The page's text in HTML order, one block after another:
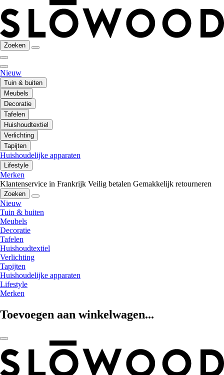
Zoeken
Nieuw
Tuin & buiten
Meubels
Decoratie
Tafelen
Huishoudtextiel
Verlichting
Tapijten
Huishoudelijke apparaten
Lifestyle
Merken
Klantenservice in Frankrijk Veilig betalen Gemakkelijk retourneren
Zoeken
Nieuw
Tuin & buiten
Meubels
Decoratie
Tafelen
Huishoudtextiel
Verlichting
Tapijten
Huishoudelijke apparaten
Lifestyle
Merken
Toevoegen aan winkelwagen...